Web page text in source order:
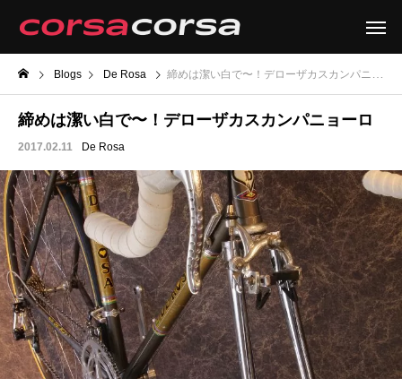
Blogs De Rosa 締めは潔い白で〜！デローザカスカンパニョーロ
締めは潔い白で〜！デローザカスカンパニョーロ
2017.02.11 De Rosa